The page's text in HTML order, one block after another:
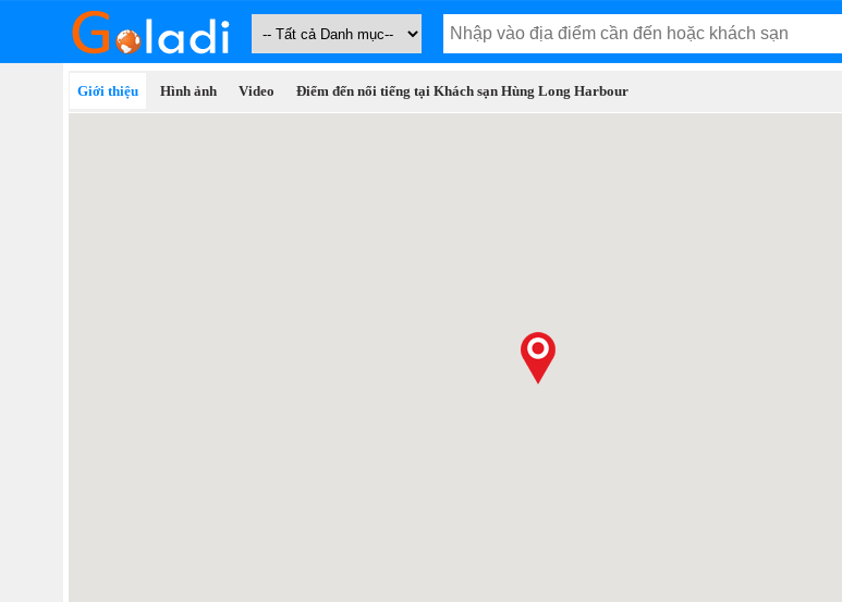
Giới thiệu Hình ảnh Video Điểm đến nổi tiếng tại Khách sạn Hùng Long Harbour